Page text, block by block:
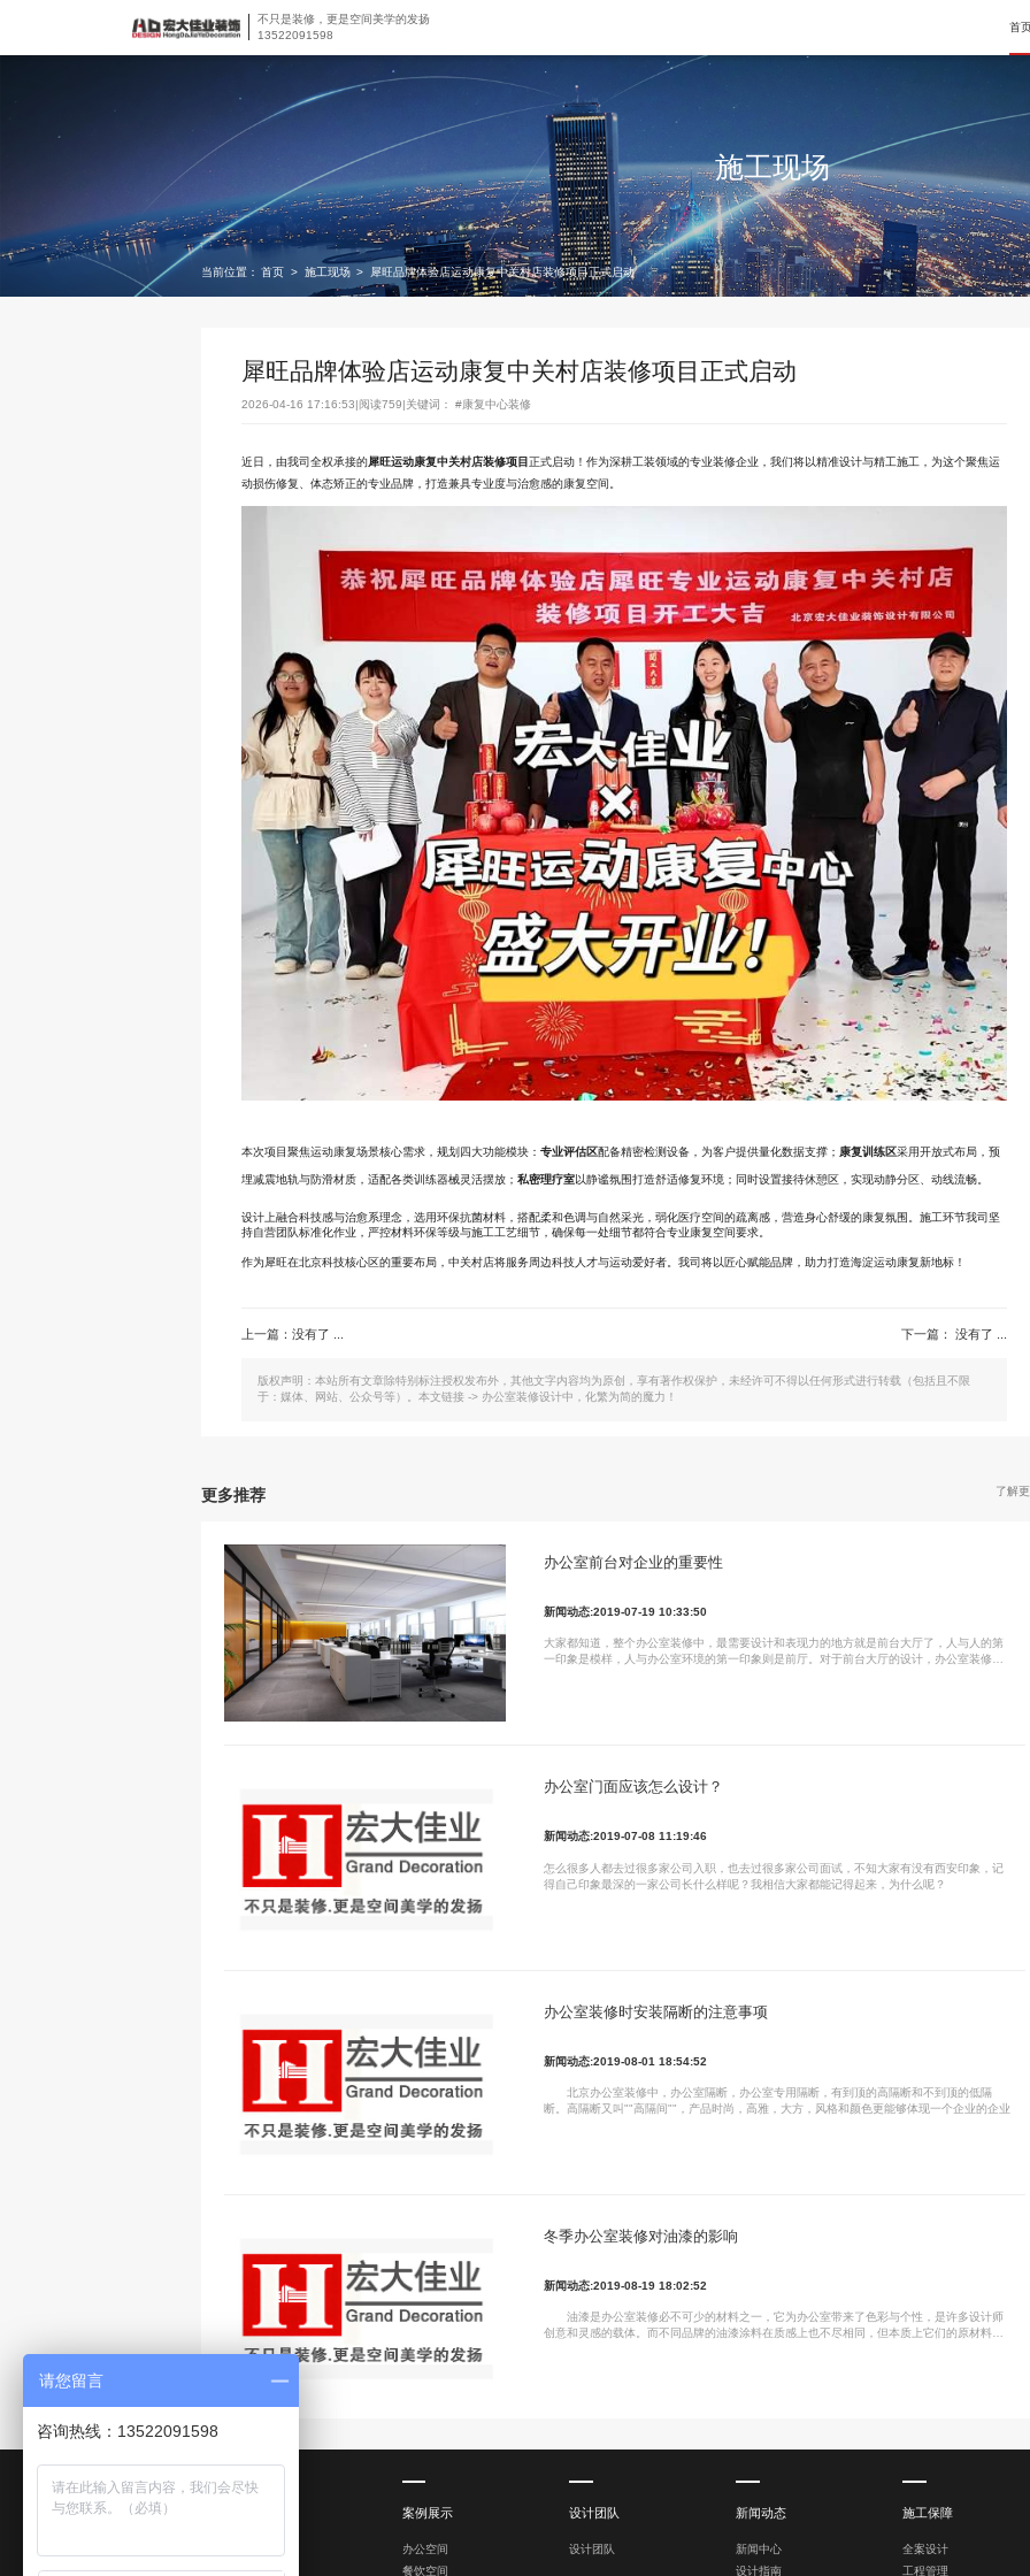
不只是装修，更是空间美学的发扬
13522091598
首
宏大佳业装饰是一站式空间装修整体解决方案提供商，专业从事办
公、餐饮、酒店、会所、教育培训及其他设计、施工、材料、强弱
电、家具、智能设备与服务的一体化企业......
宏大佳业装饰是一站式空间装修整体解决方案提供商，专业从事办
公、餐饮、酒店、会所、教育培训及其他设计、施工、材料、强弱
电、家具、智能设备与服务的一体化企业......施工现场
当前位置： 首页 > 施工现场 > 犀旺品牌体验店运动康复中关村店装修项目正式启动
犀旺品牌体验店运动康复中关村店装修项目正式启动
2026-04-16 17:16:53|阅读759|关键词：#康复中心装修
近日，由我司全权承接的犀旺运动康复中关村店装修项目正式启动！作为深耕工装领域的专业装修企业，我们将以精准设计与精工施工，为这个聚焦运
动损伤修复、体态矫正的专业品牌，打造兼具专业度与治愈感的康复空间。
本次项目聚焦运动康复场景核心需求，规划四大功能模块：专业评估区配备精密检测设备，为客户提供量化数据支撑； 康复训练区采用开放式布局，预
埋减震地轨与防滑材质，适配各类训练器械灵活摆放；私密理疗室以静谧氛围打造舒适修复环境；同时设置接待休憩区，实现动静分区、动线流畅。
设计上融合科技感与治愈系理念，选用环保抗菌材料，搭配柔和色调与自然采光，弱化医疗空间的疏离感，营造身心舒缓的康复氛围。施工环节我司坚
持自营团队标准化作业，严控材料环保等级与施工工艺细节，确保每一处细节都符合专业康复空间要求。
作为犀旺在北京科技核心区的重要布局，中关村店将服务周边科技人才与运动爱好者。我司将以匠心赋能品牌，助力打造海淀运动康复新地标！
上一篇：没有了 ... 下一篇： 没有了 ...
版权声明：本站所有文章除特别标注授权发布外，其他文字内容均为原创，享有著作权保护，未经许可不得以任何形式进行转载（包括且不限
于：媒体、网站、公众号等）。本文链接 -> 办公室装修设计中，化繁为简的魔力！
更多推荐 了解
办公室前台对企业的重要性
新闻动态:2019-07-19 10:33:50
大家都知道，整个办公室装修中，最需要设计和表现力的地方就是前台大厅了，人与人的第
一印象是模样，人与办公室环境的第一印象则是前厅。对于前台大厅的设计，办公室装修企
办公室门面应该怎么设计？
新闻动态:2019-07-08 11:19:46
怎么很多人都去过很多家公司入职，也去过很多家公司面试，不知大家有没有西安印象，记
得自己印象最深的一家公司长什么样呢？我相信大家都能记得起来，为什么呢？
办公室装修时安装隔断的注意事项
新闻动态:2019-08-01 18:54:52
北京办公室装修中，办公室隔断，办公室专用隔断，有到顶的高隔断和不到顶的低隔
断。高隔断又叫""高隔间""，产品时尚，高雅，大方，风格和颜色更能够体现一个企业的企业
冬季办公室装修对油漆的影响
新闻动态:2019-08-19 18:02:52
油漆是办公室装修必不可少的材料之一，它为办公室带来了色彩与个性，是许多设计师
创意和灵感的载体。而不同品牌的油漆涂料在质感上也不尽相同，但本质上它们的原材料都
联系我们 案例展示
办公空间
餐饮空间
设计团队
设计团队
新闻动态
新闻中心
设计指南
施工保障
全案设计
工程管理
请您留言
咨询热线：13522091598